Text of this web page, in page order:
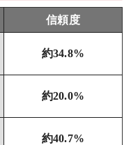
信頼度
約34.8%
約20.0%
約40.7%